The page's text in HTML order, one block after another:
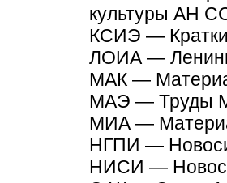
культуры АН
КСИЭ —
ЛОИА —
МАК —
МАЭ — Труды
МИА —
НГПИ —
HИCИ —